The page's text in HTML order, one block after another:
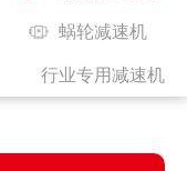
蜗轮减速机
行业专用减速机